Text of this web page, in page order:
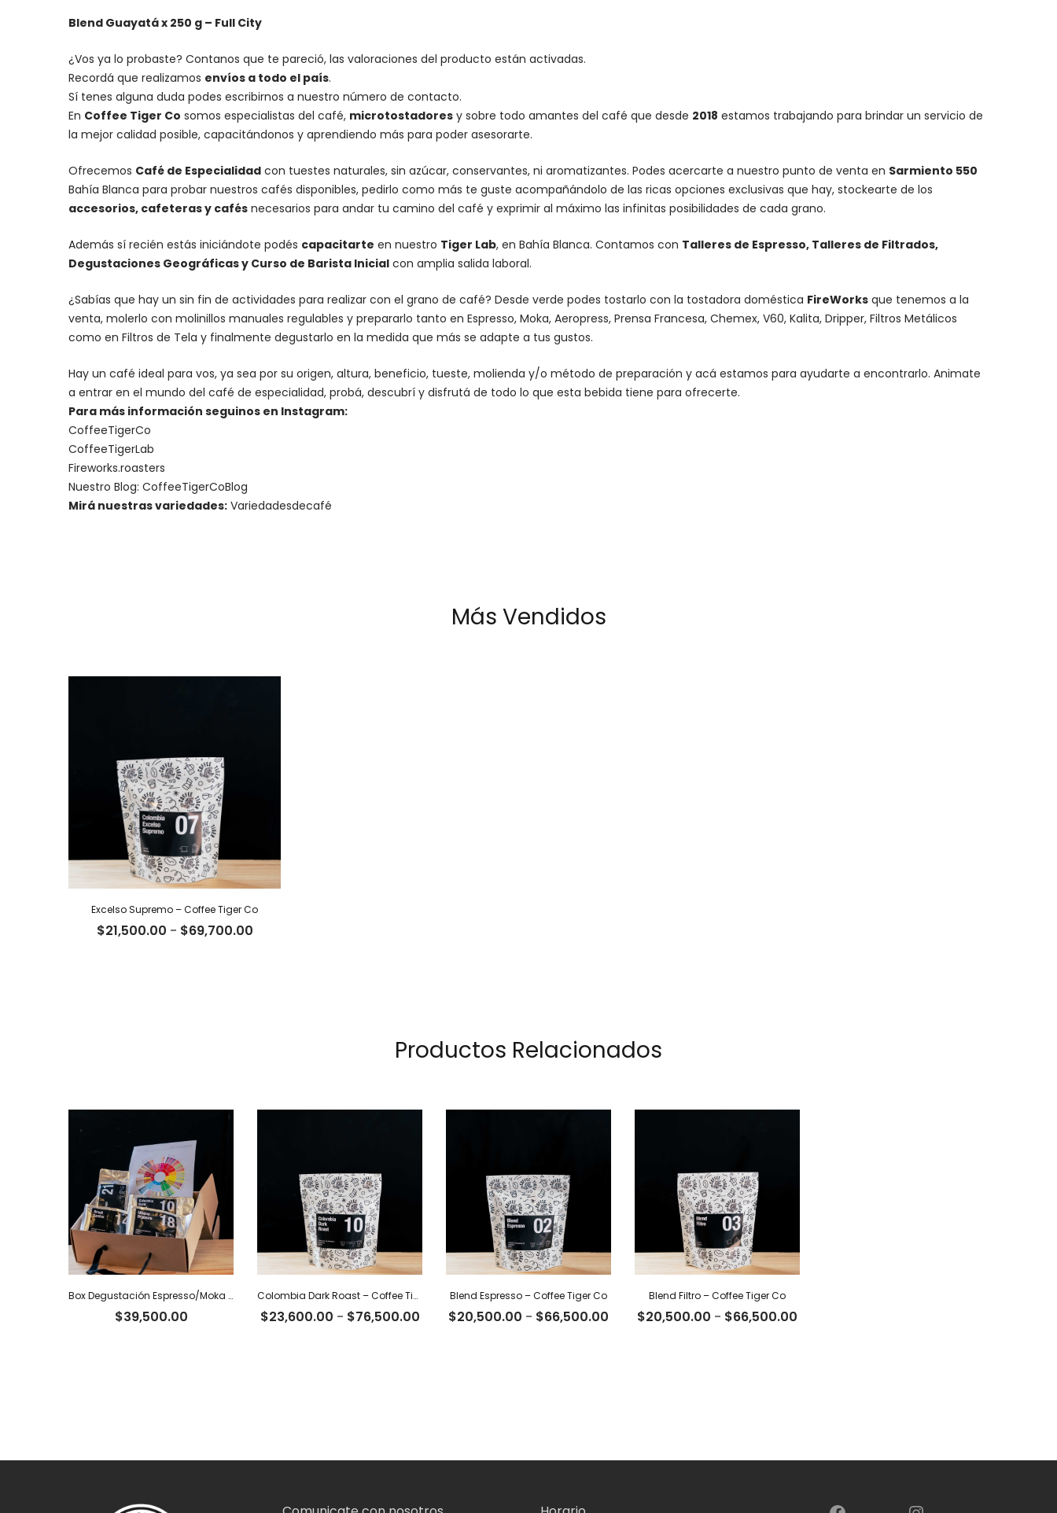
Blend Guayatá x 250 g – Full City
¿Vos ya lo probaste? Contanos que te pareció, las valoraciones del producto están activadas.
Recordá que realizamos envíos a todo el país.
Sí tenes alguna duda podes escribirnos a nuestro número de contacto.
En Coffee Tiger Co somos especialistas del café, microtostadores y sobre todo amantes del café que desde 2018 estamos trabajando para brindar un servicio de
la mejor calidad posible, capacitándonos y aprendiendo más para poder asesorarte.
Ofrecemos Café de Especialidad con tuestes naturales, sin azúcar, conservantes, ni aromatizantes. Podes acercarte a nuestro punto de venta en Sarmiento 550
Bahía Blanca para probar nuestros cafés disponibles, pedirlo como más te guste acompañándolo de las ricas opciones exclusivas que hay, stockearte de los
accesorios, cafeteras y cafés necesarios para andar tu camino del café y exprimir al máximo las infinitas posibilidades de cada grano.
Además sí recién estás iniciándote podés capacitarte en nuestro Tiger Lab, en Bahía Blanca. Contamos con Talleres de Espresso, Talleres de Filtrados,
Degustaciones Geográficas y Curso de Barista Inicial con amplia salida laboral.
¿Sabías que hay un sin fin de actividades para realizar con el grano de café? Desde verde podes tostarlo con la tostadora doméstica FireWorks que tenemos a la
venta, molerlo con molinillos manuales regulables y prepararlo tanto en Espresso, Moka, Aeropress, Prensa Francesa, Chemex, V60, Kalita, Dripper, Filtros Metálicos
como en Filtros de Tela y finalmente degustarlo en la medida que más se adapte a tus gustos.
Hay un café ideal para vos, ya sea por su origen, altura, beneficio, tueste, molienda y/o método de preparación y acá estamos para ayudarte a encontrarlo. Animate
a entrar en el mundo del café de especialidad, probá, descubrí y disfrutá de todo lo que esta bebida tiene para ofrecerte.
Para más información seguinos en Instagram:
CoffeeTigerCo
CoffeeTigerLab
Fireworks.roasters
Nuestro Blog: CoffeeTigerCoBlog
Mirá nuestras variedades: Variedadesdecafé
Más Vendidos
Excelso Supremo – Coffee Tiger Co
$21,500.00 - $69,700.00Rango
Productos Relacionados
Box Degustación Espresso/Moka – 400 g
$39,500.00
Colombia Dark Roast – Coffee Tiger Co
$23,600.00 - $76,500.00Rango
Blend Espresso – Coffee Tiger Co
$20,500.00 - $66,500.00 Rango
Blend Filtro – Coffee Tiger Co
$20,500.00 - $66,500.00